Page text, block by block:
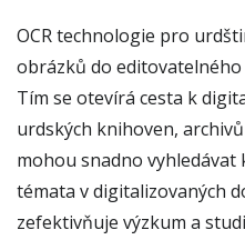
OCR technologie pro
obrázků do
Tím se otevírá cesta k
urdských knihoven,
mohou snadno
témata v digitalizovaných
zefektivňuje výzkum a